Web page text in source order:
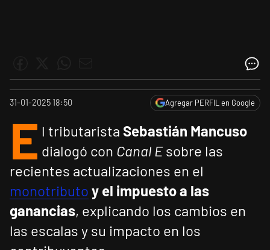
31-01-2025 18:50 Agregar PERFIL en Google
E l tributarista Sebastián Mancuso
dialogó con Canal Esobre las
recientes actualizaciones en el
monotributo y el impuesto a las
ganancias, explicando los cambios en
las escalas y su impacto en los